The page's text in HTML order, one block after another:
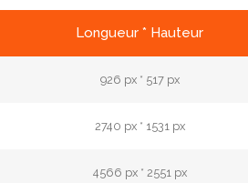
Longueur * Hauteur
926 px * 517 px
2740 px * 1531 px
4566 px * 2551 px